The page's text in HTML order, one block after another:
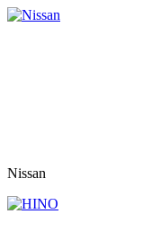
Nissan